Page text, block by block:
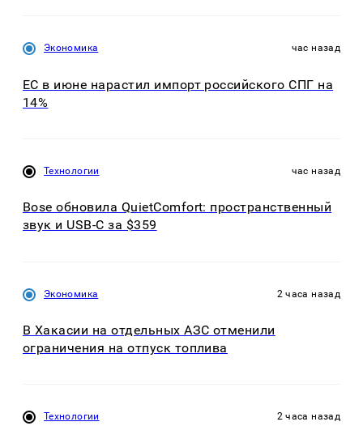
Экономика час назад
ЕС в июне нарастил импорт российского СПГ на
14%
Технологии час назад
Bose обновила QuietComfort: пространственный
звук и USB-C за $359
Экономика 2 часа назад
В Хакасии на отдельных АЗС отменили
ограничения на отпуск топлива
Технологии 2 часа назад